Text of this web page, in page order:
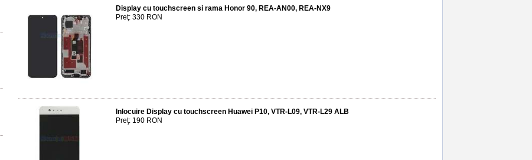
Display cu touchscreen si rama Honor 90, REA-AN00, REA-NX9
Preţ: 330 RON
Inlocuire Display cu touchscreen Huawei P10, VTR-L09, VTR-L29 ALB
Preţ: 190 RON